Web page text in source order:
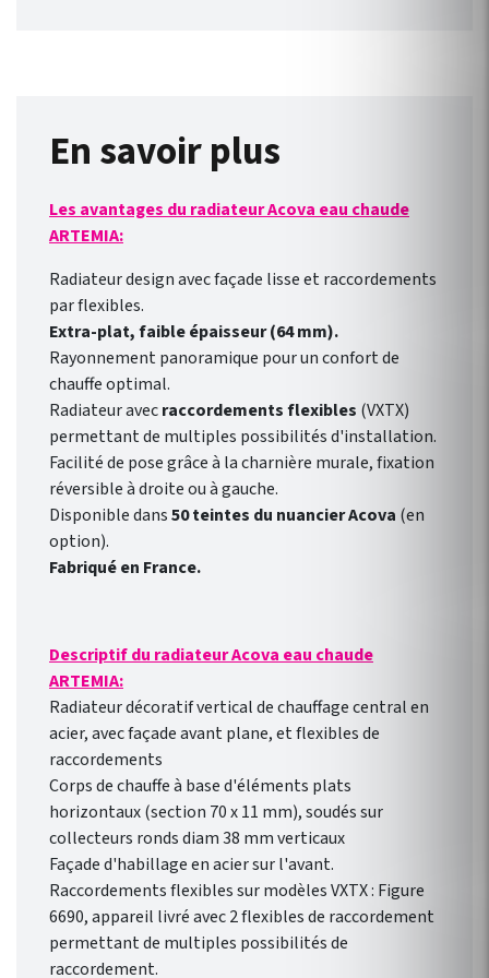
En savoir plus
Les avantages du radiateur Acova eau chaude
ARTEMIA:
Radiateur design avec façade lisse et raccordements
par flexibles.
Extra-plat, faible épaisseur (64 mm).
Rayonnement panoramique pour un confort de
chauffe optimal.
Radiateur avecraccordements flexibles (VXTX)
permettant de multiples possibilités d'installation.
Facilité de pose grâce à la charnière murale, fixation
réversible à droite ou à gauche.
Disponible dans50 teintes du nuancier Acova (en
option).
Fabriqué en France.
Descriptif du radiateur Acova eau chaude
ARTEMIA:
Radiateur décoratif vertical de chauffage central en
acier, avec façade avant plane, et flexibles de
raccordements
Corps de chauffe à base d'éléments plats
horizontaux (section 70 x 11 mm), soudés sur
collecteurs ronds diam 38 mm verticaux
Façade d'habillage en acier sur l'avant.
Raccordements flexibles sur modèles VXTX : Figure
6690, appareil livré avec 2 flexibles de raccordement
permettant de multiples possibilités de
raccordement.